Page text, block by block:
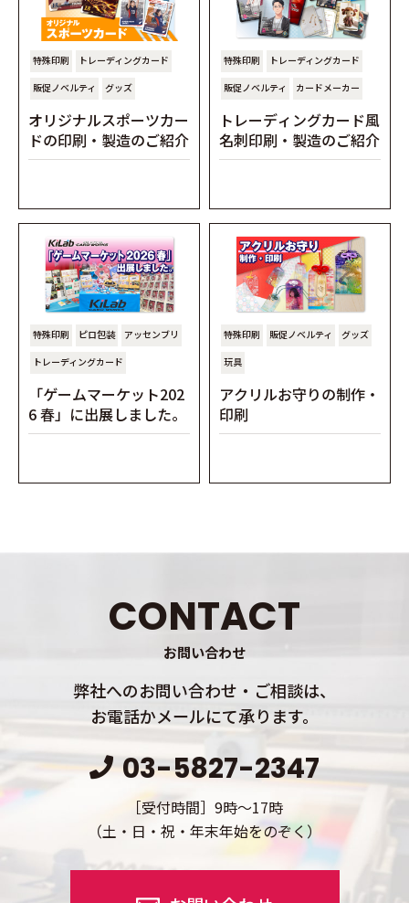
特殊印刷
トレーディングカード
販促ノベルティ
グッズ
オリジナルスポーツカー
ドの印刷・製造のご紹介
特殊印刷
トレーディングカード
販促ノベルティ
カードメーカー
トレーディングカード風
名刺印刷・製造のご紹介
特殊印刷 ピロ包装
アッセンブリ
トレーディングカード
「ゲームマーケット202
6 春」に出展しました。
特殊印刷 販促ノベルティ
グッズ
玩具
アクリルお守りの制作・
印刷
CONTACT
お問い合わせ
弊社へのお問い合わせ・ご相談は、
お電話かメールにて承ります。
03-5827-2347
［受付時間］9時～17時
（土・日・祝・年末年始をのぞく）